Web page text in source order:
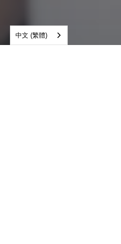
中文 (繁體)